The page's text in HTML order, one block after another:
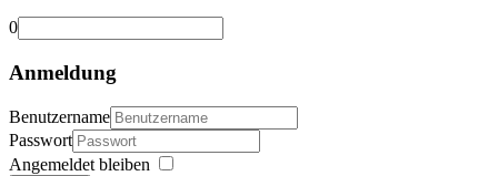
0
Anmeldung
Benutzername
Passwort
Angemeldet bleiben